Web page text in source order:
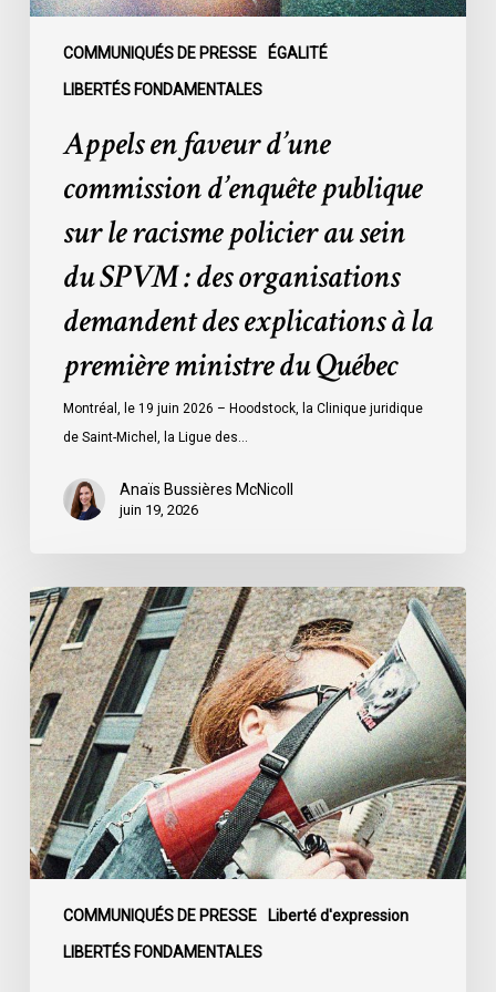
COMMUNIQUÉS DE PRESSE ÉGALITÉ
LIBERTÉS FONDAMENTALES
policier
SPVM
organisations
explications
première
ministre
Québec
Appels en faveur d’une
commission d’enquête publique
sur le racisme policier au sein
du SPVM : des organisations
demandent des explications à la
première ministre du Québec
Montréal, le 19 juin 2026 – Hoodstock, la Clinique juridique
de Saint-Michel, la Ligue des…
Anaïs Bussières McNicoll
juin 19, 2026
COMMUNIQUÉS DE PRESSE Liberté d'expression
LIBERTÉS FONDAMENTALES
L’ACLC
se
joint
à
la
déclaration
de
la
société
civile
l’adoption